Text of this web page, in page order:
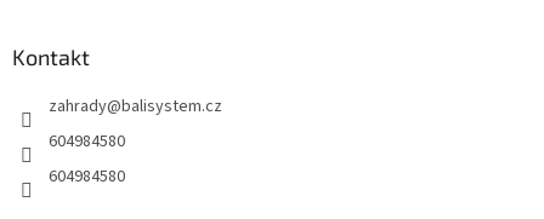
Kontakt
zahrady@balisystem.cz
604984580
604984580